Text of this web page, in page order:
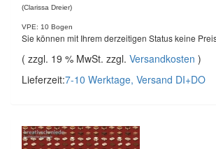
(Clarissa Dreier)
VPE: 10 Bogen
Sie können mit Ihrem derzeitigen Status keine
( zzgl. 19 % MwSt. zzgl. Versandkosten )
Lieferzeit:7-10 Werktage, Versand DI+DO